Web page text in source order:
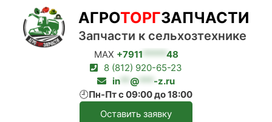
Перейти
содержимому
MAX +7911 ***** 48
8 (812) 920-65-23
in
@ *** -z.ru
🕘Пн-Пт с 09:00 до 18:00
Оставить заявку
АГРОТОРГЗАПЧАСТИ
Запчасти к сельхозтехнике